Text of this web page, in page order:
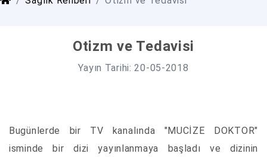
Otizm ve Tedavisi
Yayın Tarihi: 20-05-2018
Bugünlerde bir TV kanalında "MUCİZE DOKTOR"
isminde bir dizi yayınlanmaya başladı ve dizinin